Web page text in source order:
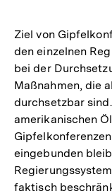
Ziel von
den einzelnen
bei der
Maßnahmen, die
durchsetzbar
amerikanischen
eingebunden
faktisch